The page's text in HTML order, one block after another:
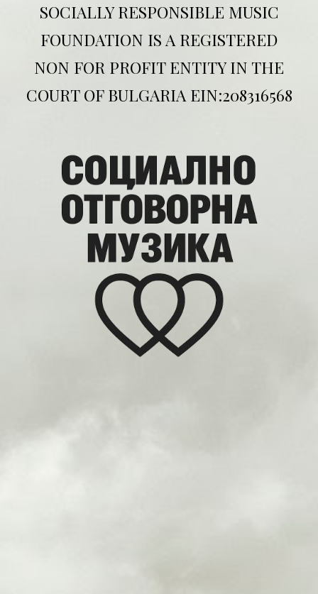
SOCIALLY RESPONSIBLE MUSIC
FOUNDATION IS A REGISTERED
NON FOR PROFIT ENTITY IN THE
COURT OF BULGARIA EIN:208316568